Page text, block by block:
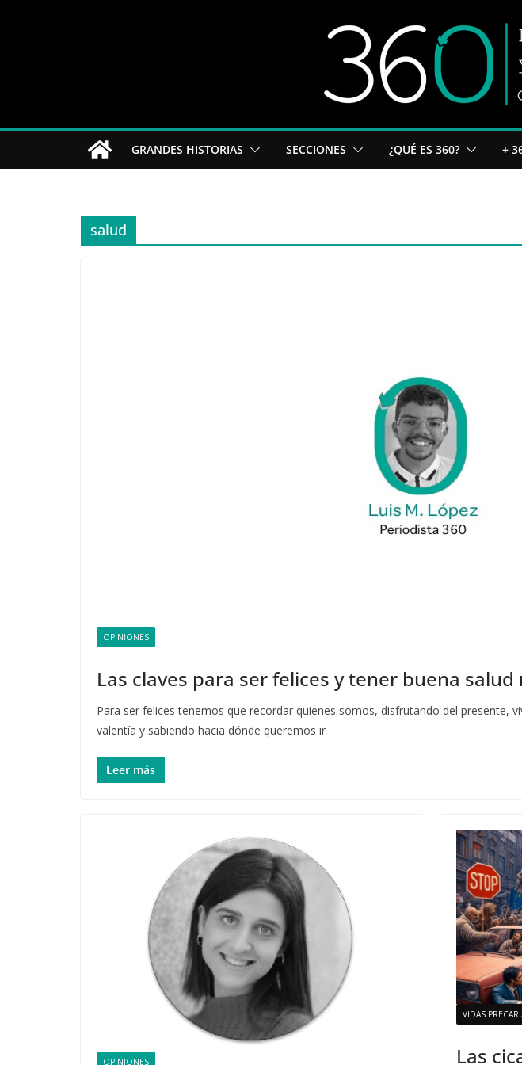
GRANDES HISTORIAS SECCIONES ¿QUÉ ES 360? +
salud
OPINIONES
Las claves para ser felices y tener buena
Para ser felices tenemos que recordar quienes somos, disfrutando del presente,
valentía y sabiendo hacia dónde queremos ir
Leer más
OPINIONES
VIDAS
Las